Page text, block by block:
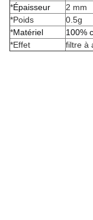
*Épaisseur
2 mm
*Poids
0.5g
*Matériel
100%
*Effet
filtre à